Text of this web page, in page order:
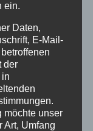
ein.
Daten,
E-Mail-
der
in
möchte unser
Art, Umfang